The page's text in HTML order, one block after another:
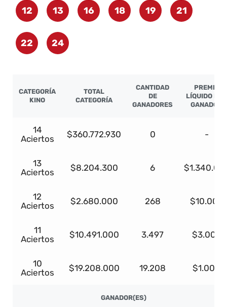
12 13 16 18 19 21
22 24
CATEGORÍA
KINO
TOTAL
CATEGORÍA
CANTIDAD
DE
GANADORES
PREMIO
LÍQUIDO POR
GANADOR
14
Aciertos
$360.772.930 0 -
13
Aciertos
$8.204.300 6
12
Aciertos
$2.680.000 268 $10.000
11
Aciertos
$10.491.000 3.497 $3.000
10
Aciertos
$19.208.000 19.208 $1.000
GANADOR(ES)